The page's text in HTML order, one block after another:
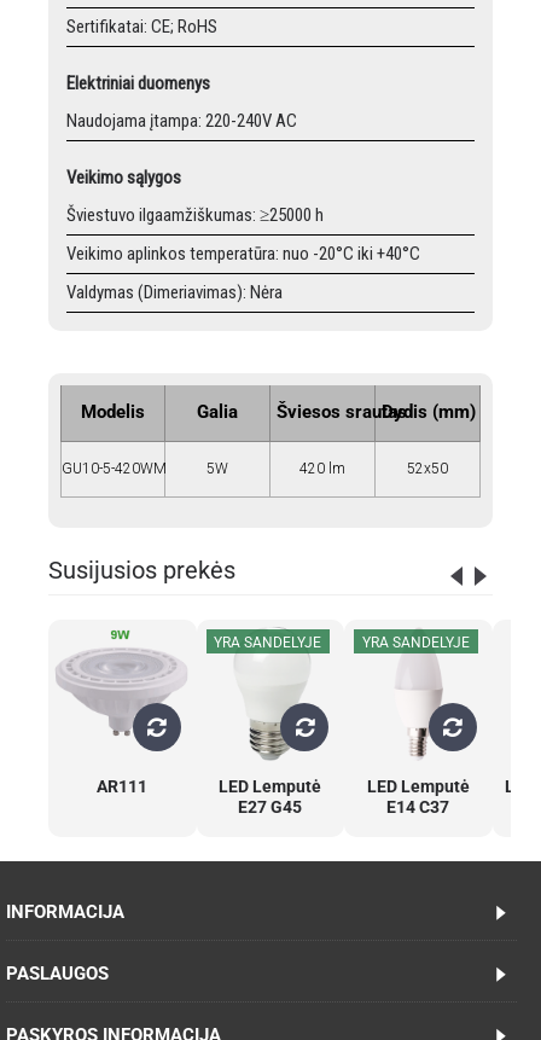
Sertifikatai: CE; RoHS
Elektriniai duomenys
Naudojama įtampa: 220-240V AC
Veikimo sąlygos
Šviestuvo ilgaamžiškumas: ≥25000 h
Veikimo aplinkos temperatūra: nuo -20°C iki +40°C
Valdymas (Dimeriavimas): Nėra
Modelis Galia Šviesos srautasDydis (mm)
GU10-5-420WM 5W 420 lm 52x50
Susijusios prekės
AR111
YRA SANDELYJE
LED Lemputė
E27 G45
YRA SANDELYJE
LED Lemputė
E14 C37
INFORMACIJA
PASLAUGOS
PASKYROS INFORMACIJA